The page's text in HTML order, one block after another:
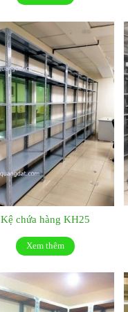
Kệ chứa hàng KH25
Xem thêm